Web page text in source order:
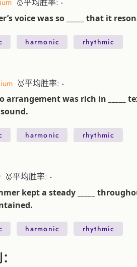
voice was so _____ that it
harmonic rhythmic
🥇平均胜率: -
arrangement was rich in _____
harmonic rhythmic
🥇平均胜率: -
kept a steady _____
harmonic rhythmic